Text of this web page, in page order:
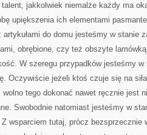
talent, jakkolwiek niemalże każdy ma
upiększenia ich elementami
do domu jesteśmy w stanie
obrębione, czy też obszyte
W szeregu przypadków jesteśmy
Oczywiście jeżeli ktoś czuje się na
tego dokonać nawet ręcznie jest
Swobodnie natomiast jesteśmy w
wsparciem tutaj, prócz bezsprzecznie